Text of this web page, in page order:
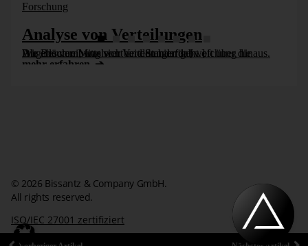
Forschung
Analyse von Verteilungen
Die Beschreibung von Verteilungen geht oft über die Angabe von Mittelwert und Standardabweichung hinaus. Wir erläutern, was sich bei den hierfür [...]
mehr erfahren
© 2026 Bissantz & Company GmbH.
All rights reserved.
ISO/IEC 27001 zertifiziert
Impressum
Datenschutzerklärung